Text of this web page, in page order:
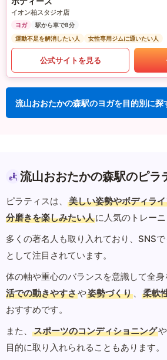
イオン柏スタジオ店
ヨガ
駅から車で8分
運動不足を解消したい人
女性専用ジムに通いたい人
公式サイトを見る
流山おおたかの森駅のヨガを目的別に探
流山おおたかの森駅のピラ
ピラティスは、 美しい姿勢やボディラ
分磨きを楽しみたい人に人気のトレーニ
多くの著名人も取り入れており、SNS
として注目されています。
体の軸や重心のバランスを意識して全身
活での動きやすさや姿勢づくり 、 柔軟
おすすめです。
また、
スポーツのコンディショニングや
目的に取り入れられることもあります。